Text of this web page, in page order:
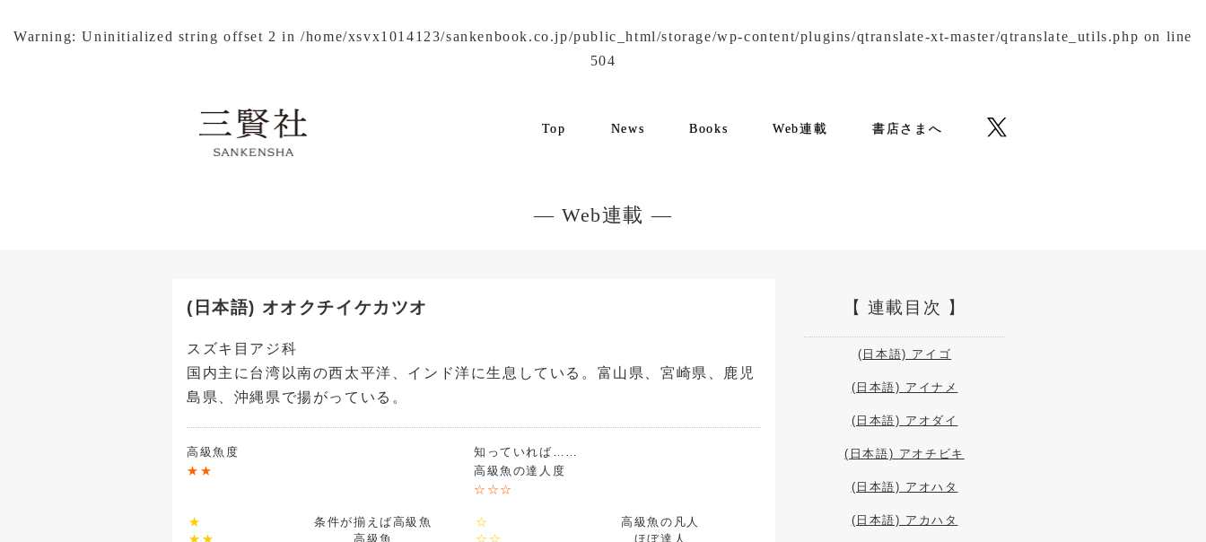
Warning: Uninitialized string offset 2 in/home/xsvx1014123/sankenbook.co.jp/public_html/storage/wp-content/plugins/qtranslate-xt-master/qtranslate_utils.php on line
504
Top News Books Web連載 書店さまへ
— Web連載 —
(日本語) オオクチイケカツオ
スズキ目アジ科
国内主に台湾以南の西太平洋、インド洋に生息している。富山県、宮崎県、鹿児
島県、沖縄県で揚がっている。
高級魚度
★★
★
条件が揃えば高級魚
★★
高級魚
高級魚の達人度
☆☆☆
☆
高級魚の凡人
☆☆
ほぼ達人
連載目次
(日本語) アイゴ
(日本語) アイナメ
(日本語) アオダイ
(日本語) アオチビキ
(日本語) アオハタ
(日本語) アカハタ